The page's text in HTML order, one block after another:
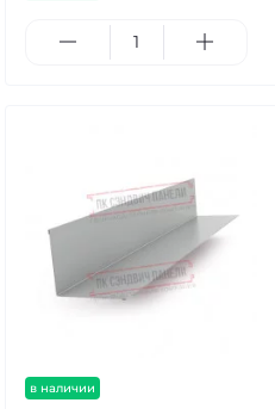
в наличии